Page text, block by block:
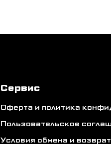
Сервис
Оферта и политика
Пользовательское
Условия обмена и